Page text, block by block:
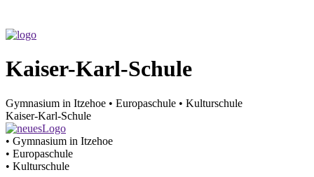
Kaiser-Karl-Schule
Gymnasium in Itzehoe • Europaschule • Kulturschule
Kaiser-Karl-Schule
• Gymnasium in Itzehoe
• Europaschule
• Kulturschule